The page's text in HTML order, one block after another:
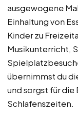
ausgewogene
Einhaltung von
Kinder zu
Musikunterricht,
übernimmst du
und sorgst für die
Schlafenszeiten.